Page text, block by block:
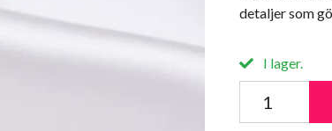
detaljer som
I lager.